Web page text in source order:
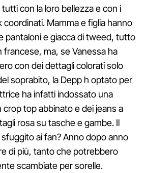
con la loro bellezza e con i
coordinati. Mamma e figlia hanno
pantaloni e giacca di tweed, tutto
francese, ma, se Vanessa ha
con dei dettagli colorati solo
soprabito, la Depp h optato per
ha infatti indossato una
crop top abbinato e dei jeans a
rosa su tasche e gambe. Il
ai fan? Anno dopo anno
di più, tanto che potrebbero
scambiate per sorelle.